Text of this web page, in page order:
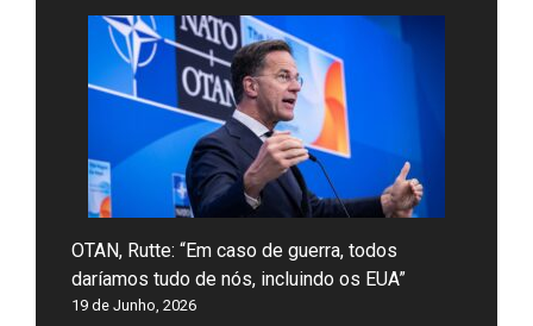
OTAN, Rutte: “Em caso de guerra, todos
daríamos tudo de nós, incluindo os EUA”
19 de Junho, 2026